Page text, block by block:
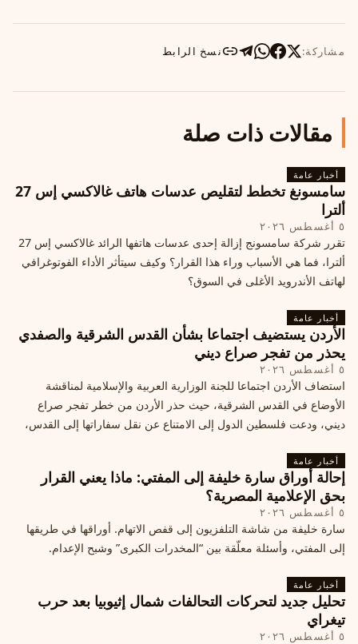
مشاركة: نسخ الرابط
مقالات ذات صلة
أخبار عامة
سامسونغ تخطط لتقليص عدسات هاتف غالاكسي إس 27
ألترا
٥ أغسطس ٢٠٢٦
تقرر شركة سامسونج إزالة إحدى عدسات هاتفها الرائد غالاكسي إس 27
ألترا، فما هي الأسباب وراء هذا القرار؟ وكيف سيتأثر الأداء الفوتوغرافي
لهاتف الأندرويد الأغلى في السوق؟
أخبار عامة
الأردن يستضيف اجتماعا بشأن القدس الشرقية والصفدي
يحذر من تفجر صراع ديني
٥ أغسطس ٢٠٢٦
استضاف الأردن اجتماعا للجنة الوزارية العربية والإسلامية لمناقشة
الأوضاع في القدس الشرقية، حيث حذر الأردن من خطر تفجر صراع
ديني، ودعت فلسطين الدول إلى الامتناع عن نقل سفاراتها إلى القدس،
أخبار عامة
إحالة أوراق سارة خليفة إلى المفتي: ماذا يعني القرار
بحق الإعلامية المصرية؟
٥ أغسطس ٢٠٢٦
سارة خليفة من شاشة التلفزيون إلى قفص الاتهام. أوراقها في طريقها
إلى المفتي، وأسئلة معلّقة بين “المخدرات الكبرى” وشبح الإعدام.
أخبار عامة
تحليل جديد لتحركات التحالفات شمال إثيوبيا بعد حرب
تيغراي
٥ أغسطس ٢٠٢٦